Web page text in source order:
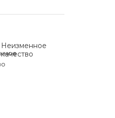
Неизменное
качество